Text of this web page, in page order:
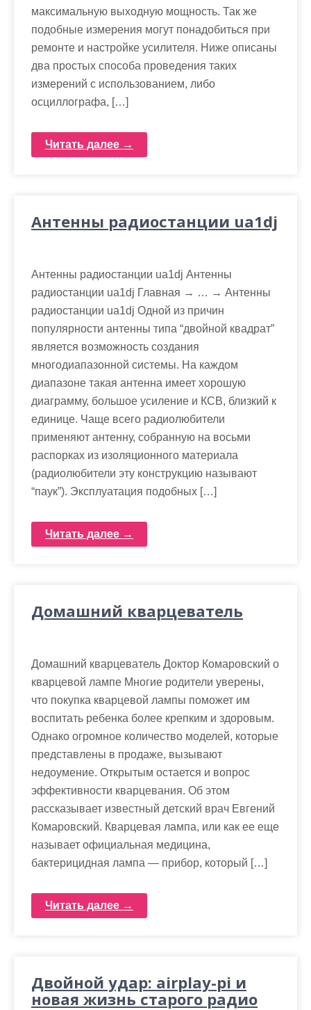
максимальную выходную мощность. Так же
подобные измерения могут понадобиться при
ремонте и настройке усилителя. Ниже описаны
два простых способа проведения таких
измерений с использованием, либо
осциллографа, […]
Читать далее →
Антенны радиостанции ua1dj
Антенны радиостанции ua1dj Антенны
радиостанции ua1dj Главная → … → Антенны
радиостанции ua1dj Одной из причин
популярности антенны типа “двойной квадрат”
является возможность создания
многодиапазонной системы. На каждом
диапазоне такая антенна имеет хорошую
диаграмму, большое усиление и КСВ, близкий к
единице. Чаще всего радиолюбители
применяют антенну, собранную на восьми
распорках из изоляционного материала
(радиолюбители эту конструкцию называют
“паук”). Эксплуатация подобных […]
Читать далее →
Домашний кварцеватель
Домашний кварцеватель Доктор Комаровский о
кварцевой лампе Многие родители уверены,
что покупка кварцевой лампы поможет им
воспитать ребенка более крепким и здоровым.
Однако огромное количество моделей, которые
представлены в продаже, вызывают
недоумение. Открытым остается и вопрос
эффективности кварцевания. Об этом
рассказывает известный детский врач Евгений
Комаровский. Кварцевая лампа, или как ее еще
называет официальная медицина,
бактерицидная лампа — прибор, который […]
Читать далее →
Двойной удар: airplay-pi и
новая жизнь старого радио